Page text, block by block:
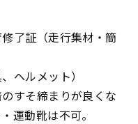
了証（走行集材・簡
ヘルメット）
すそ締まりが良くな
運動靴は不可。